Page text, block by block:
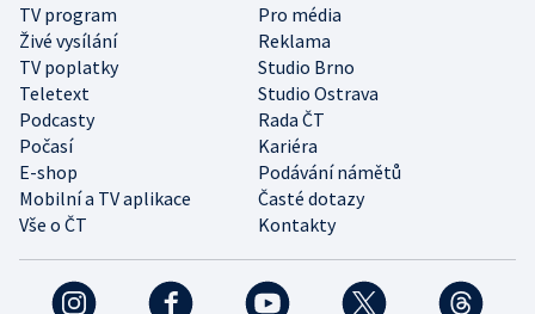
TV program
Pro média
Živé vysílání
Reklama
TV poplatky
Studio Brno
Teletext
Studio Ostrava
Podcasty
Rada ČT
Počasí
Kariéra
E-shop
Podávání námětů
Mobilní a TV aplikace
Časté dotazy
Vše o ČT
Kontakty